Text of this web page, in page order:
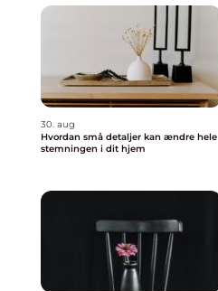
30. aug
Hvordan små detaljer kan ændre hele
stemningen i dit hjem